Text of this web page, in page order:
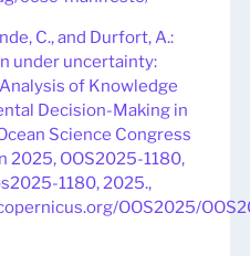
C., and Durfort, A.:
under uncertainty:
of Knowledge
Decision-Making in
Science Congress
2025, OOS2025-1180,
1180, 2025.,
OOS2025/